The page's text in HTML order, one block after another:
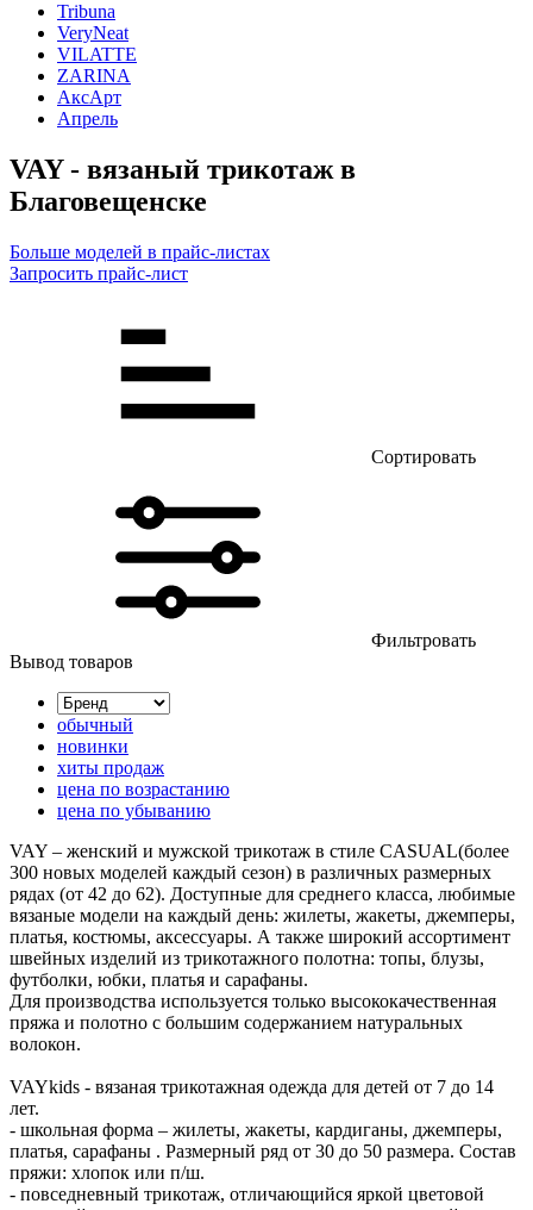
Tribuna
VeryNeat
VILATTE
ZARINA
АксАрт
Апрель
VAY - вязаный трикотаж в
Благовещенске
Больше моделей в прайс-листах
Запросить прайс-лист
Сортировать
Фильтровать
Вывод товаров
обычный
новинки
хиты продаж
цена по возрастанию
цена по убыванию
VAY – женский и мужской трикотаж в стиле CASUAL(более
300 новых моделей каждый сезон) в различных размерных
рядах (от 42 до 62). Доступные для среднего класса, любимые
вязаные модели на каждый день: жилеты, жакеты, джемперы,
платья, костюмы, аксессуары. А также широкий ассортимент
швейных изделий из трикотажного полотна: топы, блузы,
футболки, юбки, платья и сарафаны.
Для производства используется только высококачественная
пряжа и полотно с большим содержанием натуральных
волокон.
VAYkids - вязаная трикотажная одежда для детей от 7 до 14
лет.
- школьная форма – жилеты, жакеты, кардиганы, джемперы,
платья, сарафаны . Размерный ряд от 30 до 50 размера. Состав
пряжи: хлопок или п/ш.
- повседневный трикотаж, отличающийся яркой цветовой